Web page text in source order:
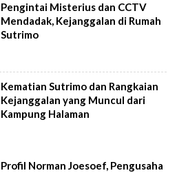
Pengintai Misterius dan CCTV
Mendadak, Kejanggalan di Rumah
Sutrimo
Kematian Sutrimo dan Rangkaian
Kejanggalan yang Muncul dari
Kampung Halaman
Profil Norman Joesoef, Pengusaha